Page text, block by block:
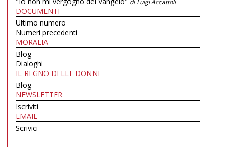
DOCUMENTI
Ultimo numero
Numeri precedenti
MORALIA
Blog
Dialoghi
IL REGNO DELLE DONNE
Blog
NEWSLETTER
Iscriviti
EMAIL
Scrivici